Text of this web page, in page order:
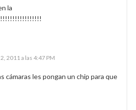
la
2011 a las 4:47 PM
cámaras les pongan un chip para que